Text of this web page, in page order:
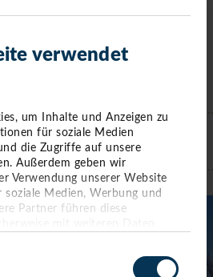
verwendet
um Inhalte und Anzeigen zu
für soziale Medien
die Zugriffe auf unsere
Außerdem geben wir
Verwendung unserer Website
Medien, Werbung und
Partner führen diese
der Dienste gesammelt
zu unseren Cookies,
STRAND